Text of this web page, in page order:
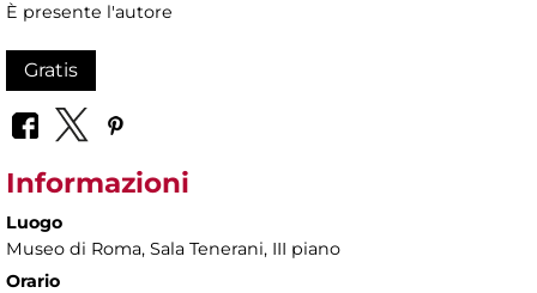
È presente l'autore
Gratis
Informazioni
Luogo
Museo di Roma, Sala Tenerani, III piano
Orario